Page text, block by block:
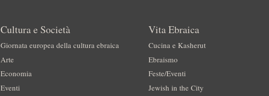
Cultura e Società
Giornata europea della cultura ebraica
Arte
Economia
Eventi
Vita Ebraica
Cucina e Kasherut
Ebraismo
Feste/Eventi
Jewish in the City